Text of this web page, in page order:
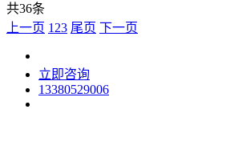
共36条
上一页 1 23 尾页 下一页
立即咨询
13380529006